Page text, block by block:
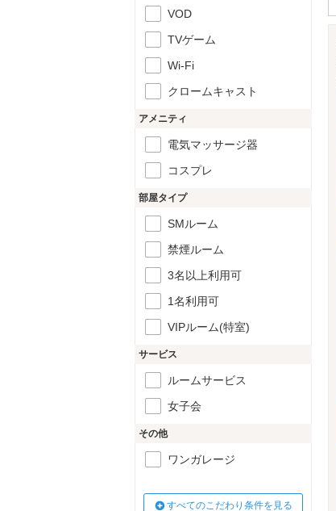
VOD
TVゲーム
Wi-Fi
クロームキャスト
アメニティ
電気マッサージ器
コスプレ
部屋タイプ
SMルーム
禁煙ルーム
3名以上利用可
1名利用可
VIPルーム(特室)
サービス
ルームサービス
女子会
その他
ワンガレージ
すべてのこだわり条件を見る